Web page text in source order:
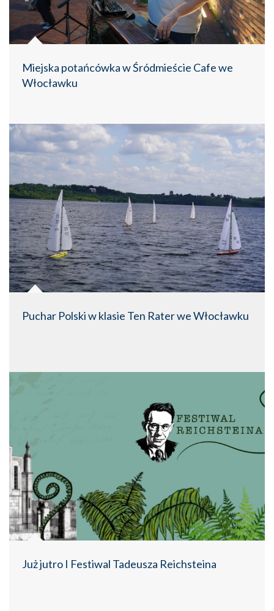
Miejska potańcówka w Śródmieście Cafe we
Włocławku
Puchar Polski w klasie Ten Rater we Włocławku
Już jutro I Festiwal Tadeusza Reichsteina